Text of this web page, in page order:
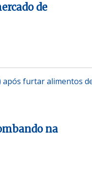
de
após furtar alimentos
na